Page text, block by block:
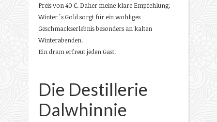
Preis von 40 €. Daher meine klare Empfehlung:
Winter´s Gold sorgt für ein wohliges
Geschmackserlebnis besonders an kalten
Winterabenden.
Ein dram erfreut jeden Gast.
Die Destillerie
Dalwhinnie